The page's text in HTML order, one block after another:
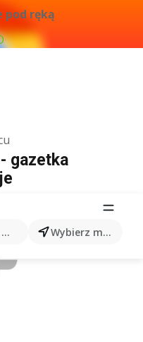
pod ręką
Wybierz miasto
gazetka